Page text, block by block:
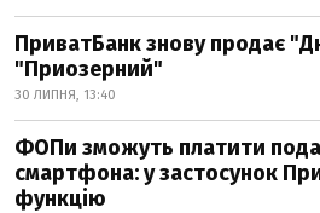
ПриватБанк знову продає
"Приозерний"
30 ЛИПНЯ, 13:40
ФОПи зможуть платити
смартфона: у застосунок
функцію